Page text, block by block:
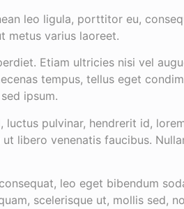
leo ligula, porttitor eu,
metus varius laoreet.
Etiam ultricies nisi vel
tempus, tellus eget
ipsum.
luctus pulvinar, hendrerit id,
libero venenatis faucibus.
leo eget bibendum
scelerisque ut, mollis sed,